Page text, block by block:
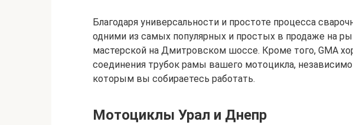
Благодаря универсальности и простоте процесса
одними из самых популярных и простых в продаже на
мастерской на Дмитровском шоссе. Кроме того, GMA
соединения трубок рамы вашего мотоцикла,
которым вы собираетесь работать.
Мотоциклы Урал и Днепр